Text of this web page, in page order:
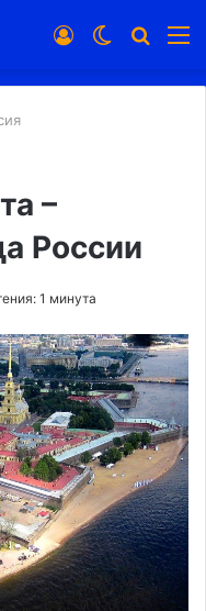
Switch
Войти
–
России
1 минута